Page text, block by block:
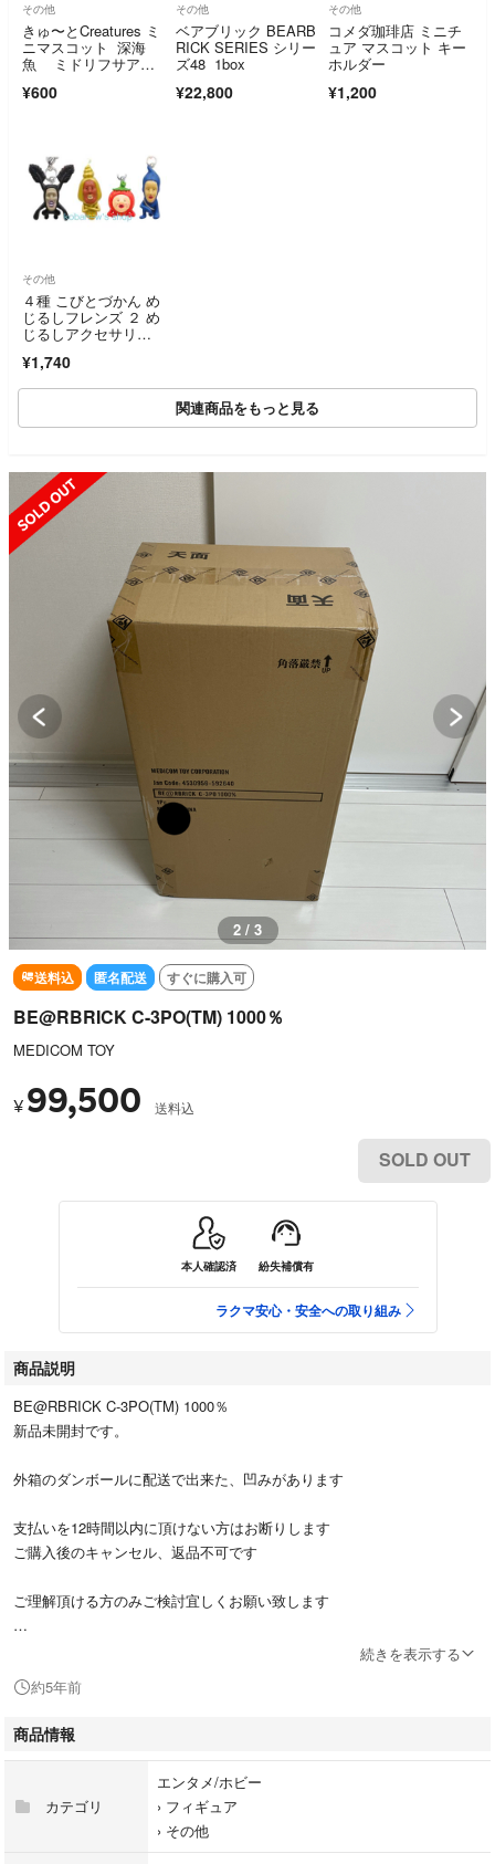
その他
きゅ〜とCreatures ミ
ニマスコット 深海
魚 ミドリフサアン
¥600
その他
ベアブリック BEARB
RICK SERIES シリー
ズ48 1box
¥22,800
その他
コメダ珈琲店 ミニチ
ュア マスコット キー
ホルダー
¥1,200
その他
４種 こびとづかん め
じるしフレンズ ２ め
じるしアクセサリ
ガチャ
¥1,740
関連商品をもっと見る
3 / 3
送料込 匿名配送 すぐに購入可
BE@RBRICK C-3PO(TM) 1000％
MEDICOM TOY
¥ 99,500 送料込
SOLD OUT
本人確認済 紛失補償有
ラクマ安心・安全への取り組み
商品説明
BE@RBRICK C-3PO(TM) 1000％
新品未開封です。
外箱のダンボールに配送で出来た、凹みがあります
支払いを12時間以内に頂けない方はお断りします
ご購入後のキャンセル、返品不可です
ご理解頂ける方のみご検討宜しくお願い致します
続きを表示する
約5年前
商品情報
カテゴリ
エンタメ/ホビー
› フィギュア
› その他